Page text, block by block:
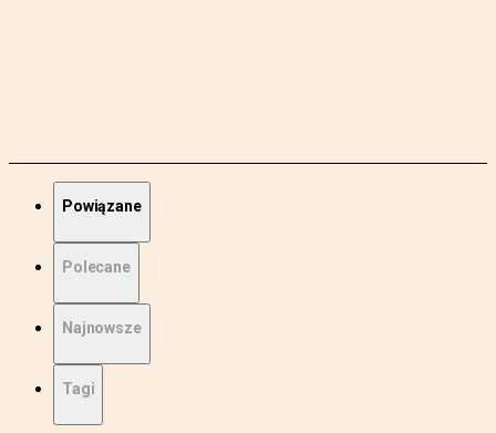
Powiązane
Polecane
Najnowsze
Tagi